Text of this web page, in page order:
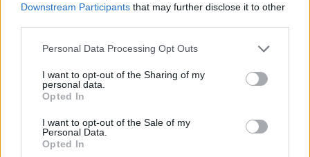
Downstream Participants that may further disclose it to other
Please note that this website/app uses one or more Google
not limited to your visit or usage behaviour. You may click to
grant or deny consent to Google and its third-party tags to
use your data for below specified purposes in below Google
consent section.
Personal Data Processing Opt Outs
I want to opt-out of the Sharing of my
personal data.
Opted In
I want to opt-out of the Sale of my
Personal Data.
Opted In